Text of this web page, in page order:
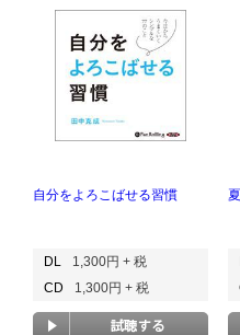
自分をよろこばせる習慣
DL
1,300円 + 税
CD
1,300円 + 税